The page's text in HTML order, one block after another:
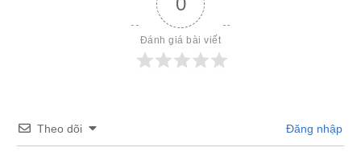
Đánh giá bài viết
Theo dõi Đăng nhập